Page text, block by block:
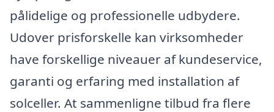
pålidelige og professionelle udbydere.
Udover prisforskelle kan virksomheder
have forskellige niveauer af kundeservice,
garanti og erfaring med installation af
solceller. At sammenligne tilbud fra flere